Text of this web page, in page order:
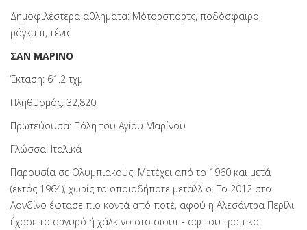
Δημοφιλέστερα αθλήματα: Μότορσπορτς, ποδόσφαιρο,
ράγκμπι, τένις
ΣΑΝ ΜΑΡΙΝΟ
Έκταση: 61.2 τχμ
Πληθυσμός: 32,820
Πρωτεύουσα: Πόλη του Αγίου Μαρίνου
Γλώσσα: Ιταλικά
Παρουσία σε Ολυμπιακούς: Μετέχει από το 1960 και μετά
(εκτός 1964), χωρίς το οποιοδήποτε μετάλλιο. Το 2012 στο
Λονδίνο έφτασε πιο κοντά από ποτέ, αφού η Αλεσάντρα Περίλι
έχασε το αργυρό ή χάλκινο στο σιουτ - οφ του τραπ και